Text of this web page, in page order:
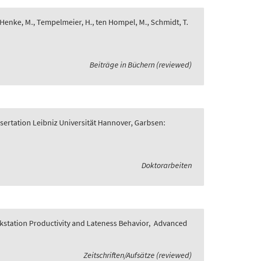
M., Tempelmeier, H., ten Hompel, M., Schmidt, T.
Beiträge in Büchern (reviewed)
Leibniz Universität Hannover, Garbsen:
Doktorarbeiten
Productivity and Lateness Behavior, Advanced
Zeitschriften/Aufsätze (reviewed)